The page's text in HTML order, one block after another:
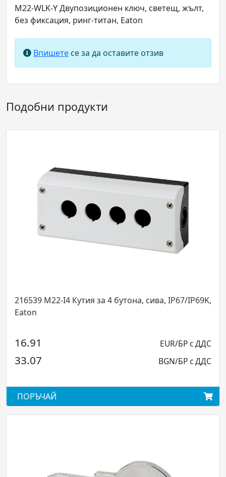
M22-WLK-Y Двупозиционен ключ, светещ, жълт,
без фиксация, ринг-титан, Eaton
Впишете се за да оставите отзив
Подобни продукти
IP67/IP69K,
EUR/БР с ДДС
BGN/БР с ДДС
216421 M22-XD-S Капачка за бутон,